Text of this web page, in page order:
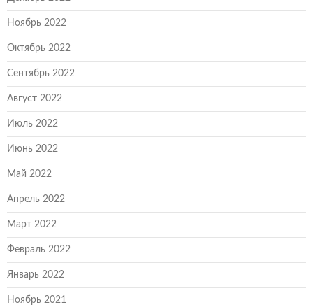
Ноябрь 2022
Октябрь 2022
Сентябрь 2022
Август 2022
Июль 2022
Июнь 2022
Май 2022
Апрель 2022
Март 2022
Февраль 2022
Январь 2022
Ноябрь 2021